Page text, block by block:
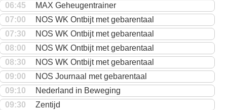
06:45
MAX Geheugentrainer
07:00
NOS WK Ontbijt met gebarentaal
07:30
NOS WK Ontbijt met gebarentaal
08:00
NOS WK Ontbijt met gebarentaal
08:30
NOS WK Ontbijt met gebarentaal
09:00
NOS Journaal met gebarentaal
09:10
Nederland in Beweging
09:30
Zentijd